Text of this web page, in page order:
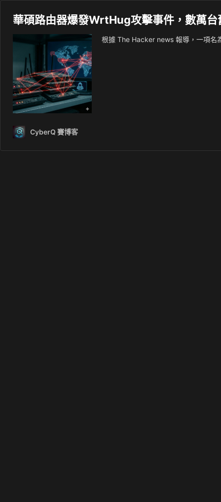
華碩路由器爆發WrtHug攻擊事件，數萬台
根據 The Hacker news 報導，一項
CyberQ 賽博客